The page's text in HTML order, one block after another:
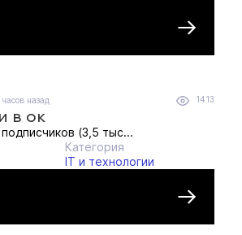
часов назад 1413
в ок
(3,5 тыс...
Категория
IT и технологии